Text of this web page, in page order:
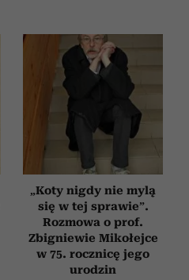
„Koty nigdy nie mylą
się w tej sprawie”.
Rozmowa o prof.
Zbigniewie Mikołejce
w 75. rocznicę jego
urodzin